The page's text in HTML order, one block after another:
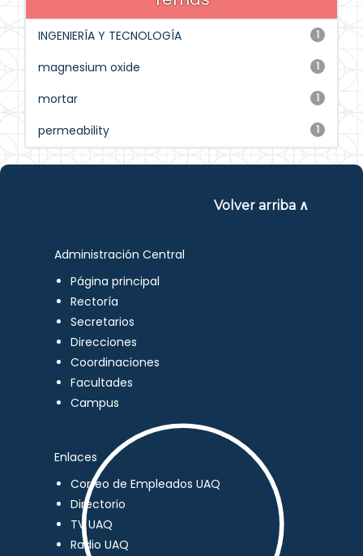
1
INGENIERÍA Y TECNOLOGÍA
1
magnesium oxide
1
mortar
1
permeability
Volver arriba ∧
Administración Central
Página principal
Rectoría
Secretarios
Direcciones
Coordinaciones
Facultades
Campus
Enlaces
Correo de Empleados UAQ
Directorio
TV UAQ
Radio UAQ